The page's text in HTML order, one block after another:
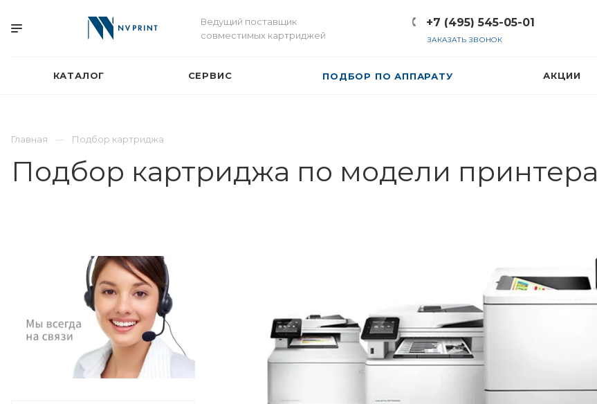
Ведущий поставщик
совместимых картриджей
+7 (495) 545-05-01
ЗАКАЗАТЬ ЗВОНОК
КАТАЛОГ СЕРВИС ПОДБОР ПО АППАРАТУ АКЦИИ
Главная Подбор картриджа
Подбор картриджа по модели принтера